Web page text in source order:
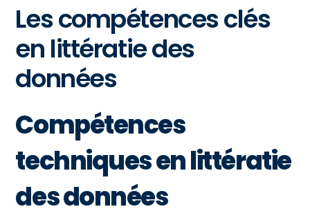
Les compétences clés
en littératie des
données
Compétences
techniques en littératie
des données